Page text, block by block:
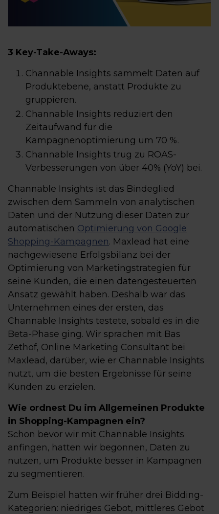
3 Key-Take-Aways:
Channable Insights sammelt Daten auf
Produktebene, anstatt Produkte zu
gruppieren.
Channable Insights reduziert den
Zeitaufwand für die
Kampagnenoptimierung um 70 %.
Channable Insights trug zu ROAS-
Verbesserungen von über 40% (YoY) bei.
Channable Insights ist das Bindeglied
zwischen dem Sammeln von analytischen
Daten und der Nutzung dieser Daten zur
automatischen Optimierung von Google
Shopping-Kampagnen. Maxlead hat eine
nachgewiesene Erfolgsbilanz bei der
Optimierung von Marketingstrategien für
seine Kunden, die einen datengesteuerten
Ansatz gewählt haben. Deshalb war das
Unternehmen eines der ersten, das
Channable Insights testete, sobald es in die
Beta-Phase ging. Wir sprachen mit Bas
Zethof, Online Marketing Consultant bei
Maxlead, darüber, wie er Channable Insights
nutzt, um die besten Ergebnisse für seine
Kunden zu erzielen.
Wie ordnest Du im Allgemeinen Produkte
in Shopping-Kampagnen ein?
Schon bevor wir mit Channable Insights
anfingen, hatten wir begonnen, Daten zu
nutzen, um Produkte besser in Kampagnen
zu segmentieren.
Zum Beispiel hatten wir früher drei Bidding-
Kategorien: niedriges Gebot, mittleres Gebot